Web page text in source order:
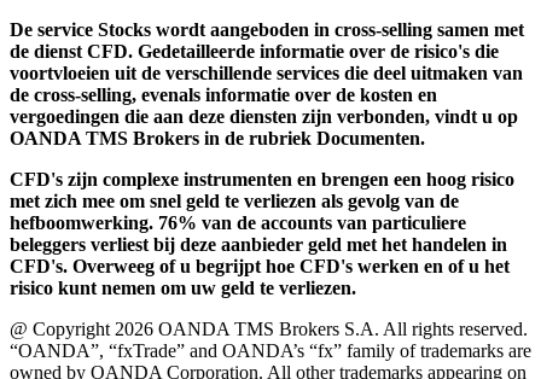
De service Stocks wordt aangeboden in cross-selling samen met
de dienst CFD. Gedetailleerde informatie over de risico's die
voortvloeien uit de verschillende services die deel uitmaken van
de cross-selling, evenals informatie over de kosten en
vergoedingen die aan deze diensten zijn verbonden, vindt u op
OANDA TMS Brokers in de rubriek Documenten.
CFD's zijn complexe instrumenten en brengen een hoog risico
met zich mee om snel geld te verliezen als gevolg van de
hefboomwerking. 76% van de accounts van particuliere
beleggers verliest bij deze aanbieder geld met het handelen in
CFD's. Overweeg of u begrijpt hoe CFD's werken en of u het
risico kunt nemen om uw geld te verliezen.
@ Copyright 2026 OANDA TMS Brokers S.A. All rights reserved.
“OANDA”, “fxTrade” and OANDA’s “fx” family of trademarks are
owned by OANDA Corporation. All other trademarks appearing on